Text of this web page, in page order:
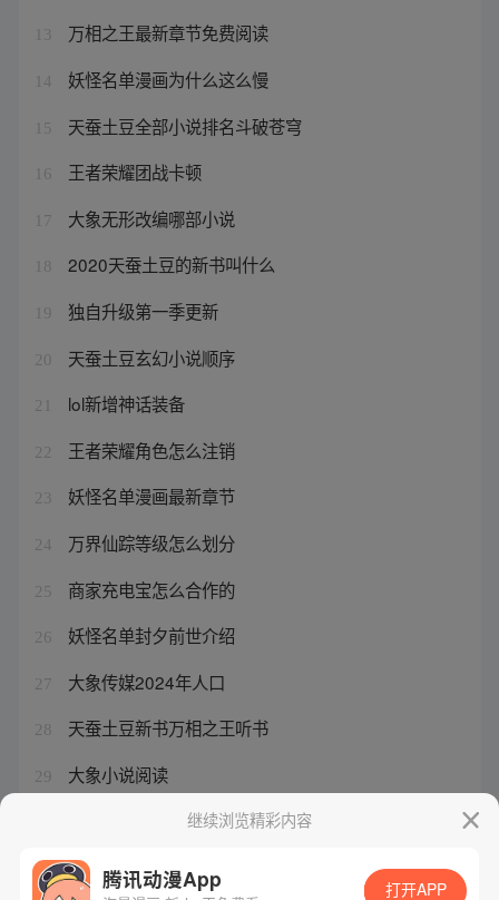
13 万相之王最新章节免费阅读
14 妖怪名单漫画为什么这么慢
15 天蚕土豆全部小说排名斗破苍穹
16 王者荣耀团战卡顿
17 大象无形改编哪部小说
18 2020天蚕土豆的新书叫什么
19 独自升级第一季更新
20 天蚕土豆玄幻小说顺序
21 lol新增神话装备
22 王者荣耀角色怎么注销
23 妖怪名单漫画最新章节
24 万界仙踪等级怎么划分
25 商家充电宝怎么合作的
26 妖怪名单封夕前世介绍
27 大象传媒2024年人口
28 天蚕土豆新书万相之王听书
29 大象小说阅读
百炼成神的境界分别是什么
继续浏览精彩内容
腾讯动漫App 打开APP